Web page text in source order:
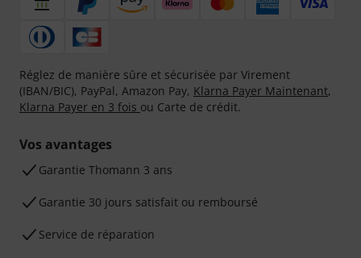
Réglez de manière sûre et sécurisée par Virement
(IBAN/BIC), PayPal, Amazon Pay, Klarna Payer Maintenant,
Klarna Payer en 3 fois ou Carte de crédit.
Vos avantages
Ga­ran­tie Thomann 3 ans
Garantie 30 jours satisfait ou remboursé
Service de réparation